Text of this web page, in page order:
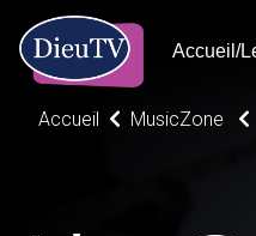
Accueil/
Accueil MusicZone